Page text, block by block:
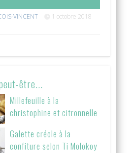
VINCENT
1 octobre 2018
être...
Millefeuille à la
christophine et citronnelle
Galette créole à la
confiture selon Ti Molokoy